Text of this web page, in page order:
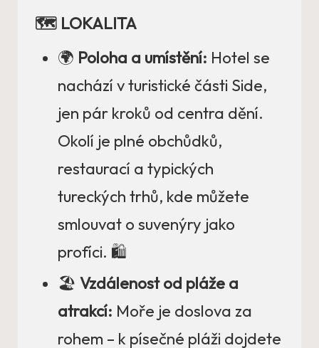
🗺️ LOKALITA
🌍 Poloha a umístění: Hotel se
nachází v turistické části Side,
jen pár kroků od centra dění.
Okolí je plné obchůdků,
restaurací a typických
tureckých trhů, kde můžete
smlouvat o suvenýry jako
profíci. 🛍️
🏖️ Vzdálenost od pláže a
atrakcí: Moře je doslova za
rohem – k písečné pláži dojdete